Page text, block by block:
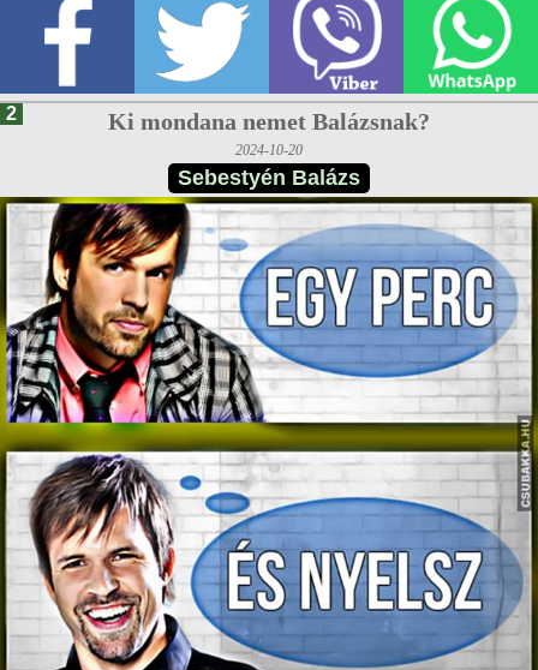
2 Ki mondana nemet Balázsnak?
2024-10-20
Sebestyén Balázs